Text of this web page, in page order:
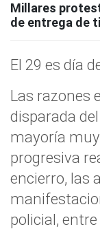
Millares
de entrega de
El 29 es día
Las razones
disparada
mayoría
progresiva
encierro, las
policial,